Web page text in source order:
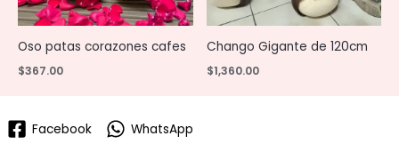
Oso patas corazones cafes
$367.00
Chango Gigante de 120cm
$1,360.00
Facebook WhatsApp